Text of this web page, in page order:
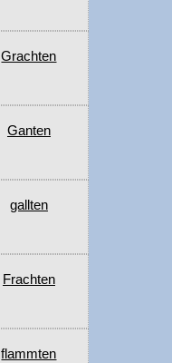
Grachten
Ganten
gallten
Frachten
flammten